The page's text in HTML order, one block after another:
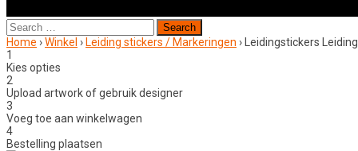
Search
for:
Home ›Winkel › Leiding stickers / Markeringen ›
Leidingstickers
1
Kies opties
2
Upload artwork of gebruik designer
3
Voeg toe aan winkelwagen
4
Bestelling plaatsen